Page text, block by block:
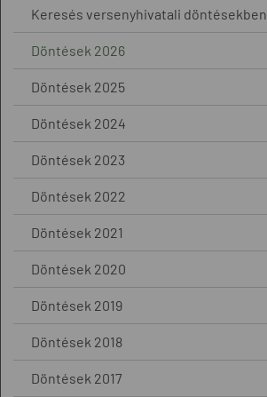
Keresés versenyhivatali döntésekben
Döntések 2026
Döntések 2025
Döntések 2024
Döntések 2023
Döntések 2022
Döntések 2021
Döntések 2020
Döntések 2019
Döntések 2018
Döntések 2017